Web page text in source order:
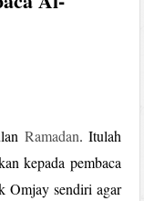
Ramadan. Itulah
kepada pembaca
Omjay sendiri agar